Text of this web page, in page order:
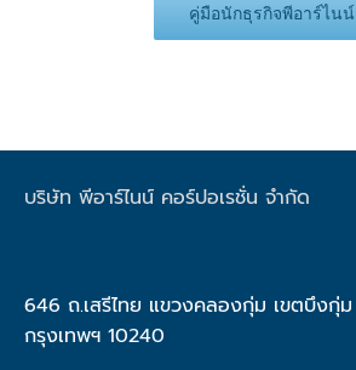
คู่มือนักธุรกิจพีอาร์ไนน์
บริษัท พีอาร์ไนน์ คอร์ปอเรชั่น จำกัด
646 ถ.เสรีไทย แขวงคลองกุ่ม เขตบึงกุ่ม
กรุงเทพฯ 10240